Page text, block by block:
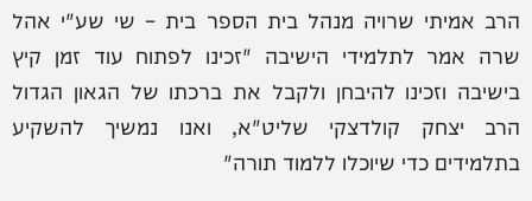
הרב אמיתי שרויה מנהל בית הספר בית – שי שע"י אהל
שרה אמר לתלמידי הישיבה "זכינו לפתוח עוד זמן קיץ
בישיבה וזכינו להיבחן ולקבל את ברכתו של הגאון הגדול
הרב יצחק קולדצקי שליט"א, ואנו נמשיך להשקיע
בתלמידים כדי שיוכלו ללמוד תורה"